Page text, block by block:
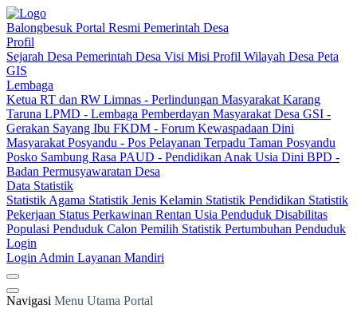
Balongbesuk Portal Resmi Pemerintah Desa
Profil
Sejarah Desa Pemerintah Desa Visi Misi Profil Wilayah Desa Peta
GIS
Lembaga
Ketua RT dan RW Limnas - Perlindungan Masyarakat Karang
Taruna LPMD - Lembaga Pemberdayan Masyarakat Desa GSI -
Gerakan Sayang Ibu FKDM - Forum Kewaspadaan Dini
Masyarakat Posyandu - Pos Pelayanan Terpadu Taman Posyandu
Posko Sambung Rasa PAUD - Pendidikan Anak Usia Dini BPD -
Badan Permusyawaratan Desa
Data Statistik
Statistik Agama Statistik Jenis Kelamin Statistik Pendidikan Statistik
Pekerjaan Status Perkawinan Rentan Usia Penduduk Disabilitas
Populasi Penduduk Calon Pemilih Statistik Pertumbuhan Penduduk
Login
Login Admin Layanan Mandiri
Navigasi Menu Utama Portal